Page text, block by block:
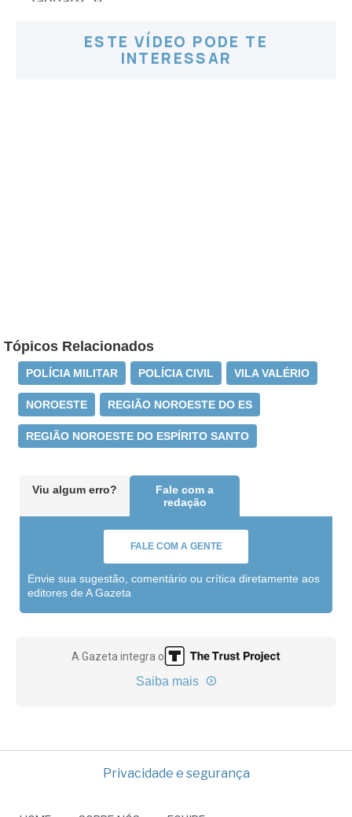
ESTE VÍDEO PODE TE
INTERESSAR
Tópicos Relacionados
POLÍCIA MILITAR POLÍCIA CIVIL VILA VALÉRIO
NOROESTE REGIÃO NOROESTE DO ES
REGIÃO NOROESTE DO ESPÍRITO SANTO
Viu algum erro?
Fale com a
redação
FALE COM A GENTE
Envie sua sugestão, comentário ou crítica diretamente aos
editores de A Gazeta
A Gazeta integra o
Saiba mais
Privacidade e segurança